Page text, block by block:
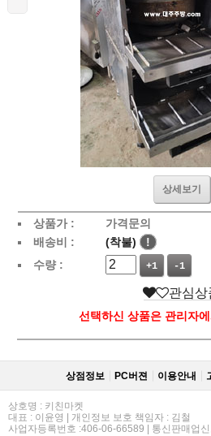
상세보기
상품가 :
가격문의
배송비 :
(착불)
!
수량 :
+1 -1
관심상
선택하신 상품은 관리자
상점정보 PC버젼 이용안내
상호명 : 키친마켓
대표 : 이윤영 | 개인정보 보호 책임자 : 김철
사업자등록번호 :406-06-66589 | 통신판매업